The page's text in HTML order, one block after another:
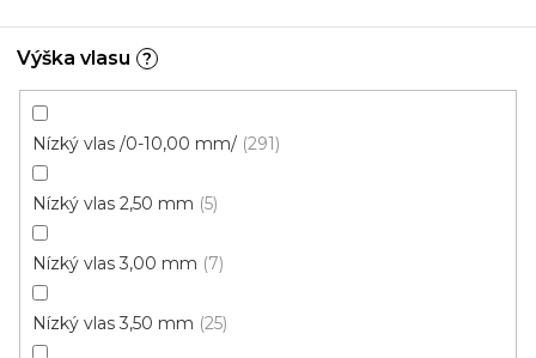
Výška vlasu ?
Nízký vlas /0-10,00 mm/ 291
Nízký vlas 2,50 mm 5
Nízký vlas 3,00 mm 7
Nízký vlas 3,50 mm 25